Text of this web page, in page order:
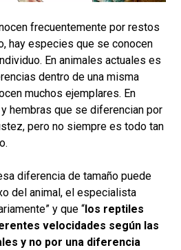
frecuentemente por restos
hay especies que se conocen
En animales actuales es
dentro de una misma
muchos ejemplares. En
hembras que se diferencian por
pero no siempre es todo tan
diferencia de tamaño puede
del animal, el especialista
y que “ los reptiles
velocidades según las
y no por una diferencia